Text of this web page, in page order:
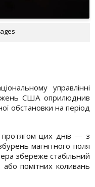
управлінні
США оприлюднив
обстановки на період
протягом цих днів — з
магнітного поля
збереже стабільний
або помітних коливань